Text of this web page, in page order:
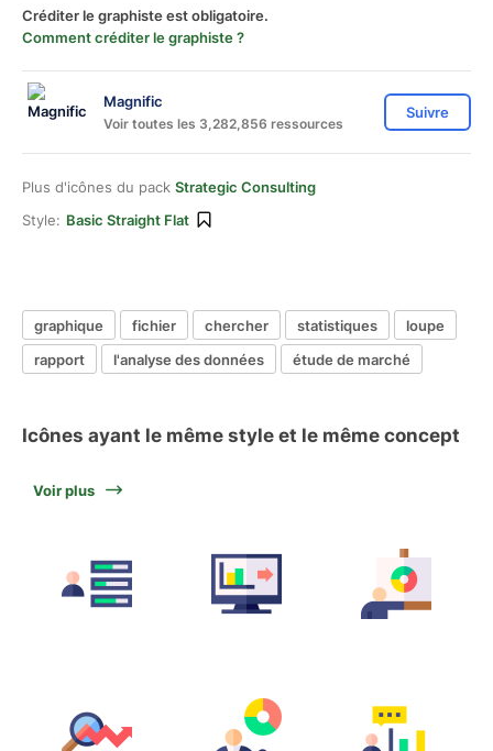
Créditer le graphiste est obligatoire.
Comment créditer le graphiste ?
Magnific
Voir toutes les 3,282,856 ressources
Suivre
Plus d'icônes du pack Strategic Consulting
Style: Basic Straight Flat
graphique fichier chercher statistiques
loupe
rapport
l'analyse des données étude de marché
Icônes ayant le même style et le même concept
Voir plus